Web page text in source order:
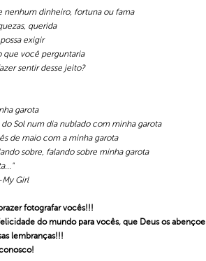
nenhum dinheiro, fortuna ou fama
querida
exigir
que você perguntaria
sentir desse jeito?
garota
Sol num dia nublado com minha garota
de maio com a minha garota
sobre, falando sobre minha garota
Girl
fotografar vocês!!!
do mundo para vocês, que Deus os
lembranças!!!